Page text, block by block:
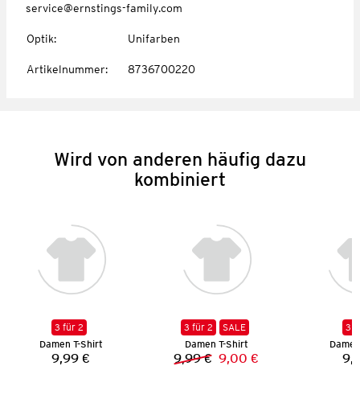
service@ernstings-family.com
Optik: Unifarben
Artikelnummer: 8736700220
Wird von anderen häufig dazu
kombiniert
3 für 2
Damen T-Shirt
Preis:
9,99 €
3 für 2
SALE
Damen T-Shirt
Vorheriger Preis:
9,99 € Neuer Preis:
9,00 €
3